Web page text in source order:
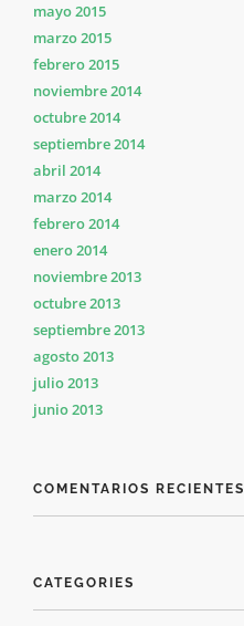
mayo 2015
marzo 2015
febrero 2015
noviembre 2014
octubre 2014
septiembre 2014
abril 2014
marzo 2014
febrero 2014
enero 2014
noviembre 2013
octubre 2013
septiembre 2013
agosto 2013
julio 2013
junio 2013
COMENTARIOS RECIENTES
CATEGORIES